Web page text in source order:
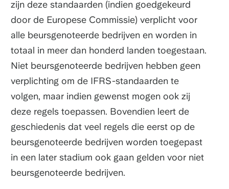
zijn deze standaarden (indien goedgekeurd
door de Europese Commissie) verplicht voor
alle beursgenoteerde bedrijven en worden in
totaal in meer dan honderd landen toegestaan.
Niet beursgenoteerde bedrijven hebben geen
verplichting om de IFRS-standaarden te
volgen, maar indien gewenst mogen ook zij
deze regels toepassen. Bovendien leert de
geschiedenis dat veel regels die eerst op de
beursgenoteerde bedrijven worden toegepast
in een later stadium ook gaan gelden voor niet
beursgenoteerde bedrijven.